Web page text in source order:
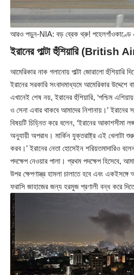
আরও পড়ুন-NIA: বড় ব্রেক থ্রু!
ইরানের পাল্টা হুঁশিয়ারি (British
আমেরিকার নাক গলানোয় পাল্টা জোরালো
ইরানের সরকারি সংবাদমাধ্যমে আমেরিকার উদ্দেশে
এখানেই শেষ নয়, ইরানের হুঁশিয়ারি, ‘পশ্চিম
ও সেনা এবার থাকবে আমাদের নিশানায়।’ ইরানের
বিষয়টি চিহ্নিত করে বলেন, ‘ইরানের
অনুযায়ী অপরাধ। মার্কিন যুক্তরাষ্ট্র এই খেলাটা
করব।’ ইরানের নেতা হোসেইন শরিয়তমাদারিও
পদক্ষেপ নেওয়ার পালা। প্রথম পদক্ষেপ হিসেবে,
উপর ক্ষেপণাস্ত্র হামলা চালাতে হবে এবং একইসঙ্গে
ফরাসি জাহাজের জন্য হরমুজ প্রণালী বন্ধ করে